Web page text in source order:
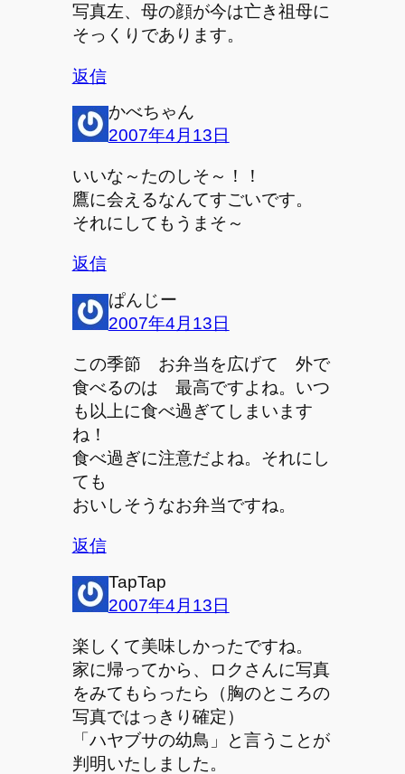
写真左、母の顔が今は亡き祖母に
そっくりであります。
返信
かべちゃん
2007年4月13日
いいな～たのしそ～！！
鷹に会えるなんてすごいです。
それにしてもうまそ～
返信
ぱんじー
2007年4月13日
この季節 お弁当を広げて 外で
食べるのは 最高ですよね。いつ
も以上に食べ過ぎてしまいます
ね！
食べ過ぎに注意だよね。それにし
ても
おいしそうなお弁当ですね。
返信
TapTap
2007年4月13日
楽しくて美味しかったですね。
家に帰ってから、ロクさんに写真
をみてもらったら（胸のところの
写真ではっきり確定）
「ハヤブサの幼鳥」と言うことが
判明いたしました。